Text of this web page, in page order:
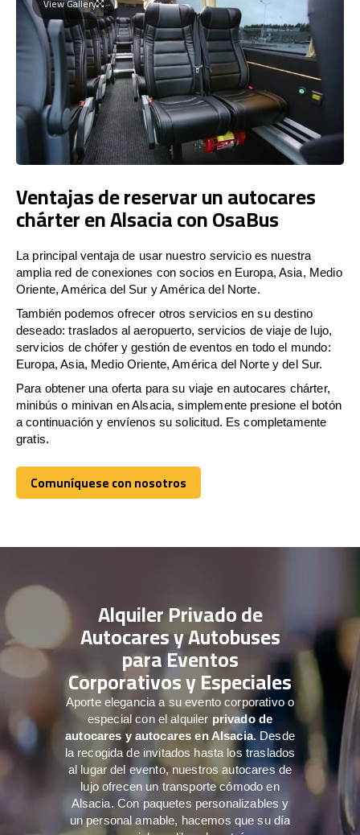
Ventajas de reservar un autocares
chárter en Alsacia con OsaBus
La principal ventaja de usar nuestro servicio es nuestra
amplia red de conexiones con socios en Europa, Asia, Medio
Oriente, América del Sur y América del Norte.
También podemos ofrecer otros servicios en su destino
deseado: traslados al aeropuerto, servicios de viaje de lujo,
servicios de chófer y gestión de eventos en todo el mundo:
Europa, Asia, Medio Oriente, América del Norte y del Sur.
Para obtener una oferta para su viaje en autocares chárter,
minibús o minivan en Alsacia, simplemente presione el botón
a continuación y envíenos su solicitud. Es completamente
gratis.
Comuníquese con nosotros
Comuníquese con nosotros
Alquiler Privado de
Autocares y Autobuses
para Eventos
Corporativos y Especiales
Aporte elegancia a su evento corporativo o
especial con el alquiler privado de
autocares y autocares en Alsacia. Desde
la recogida de invitados hasta los traslados
al lugar del evento, nuestros autocares de
lujo ofrecen un transporte cómodo en
Alsacia. Con paquetes personalizables y
un personal amable, hacemos que su día